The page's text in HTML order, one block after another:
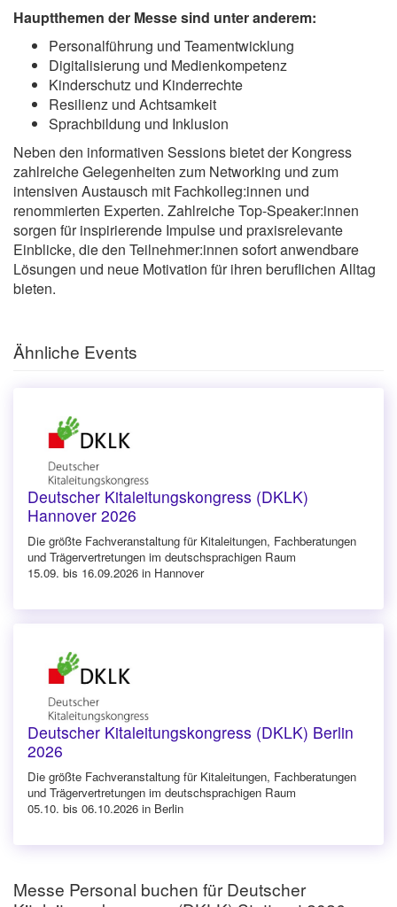
Hauptthemen der Messe sind unter anderem:
Personalführung und Teamentwicklung
Digitalisierung und Medienkompetenz
Kinderschutz und Kinderrechte
Resilienz und Achtsamkeit
Sprachbildung und Inklusion
Neben den informativen Sessions bietet der Kongress
zahlreiche Gelegenheiten zum Networking und zum
intensiven Austausch mit Fachkolleg:innen und
renommierten Experten. Zahlreiche Top-Speaker:innen
sorgen für inspirierende Impulse und praxisrelevante
Einblicke, die den Teilnehmer:innen sofort anwendbare
Lösungen und neue Motivation für ihren beruflichen Alltag
bieten.
Ähnliche Events
Deutscher Kitaleitungskongress (DKLK)
Hannover 2026
Die größte Fachveranstaltung für Kitaleitungen, Fachberatungen
und Trägervertretungen im deutschsprachigen Raum
15.09. bis 16.09.2026 in Hannover
Deutscher Kitaleitungskongress (DKLK) Berlin
2026
Die größte Fachveranstaltung für Kitaleitungen, Fachberatungen
und Trägervertretungen im deutschsprachigen Raum
05.10. bis 06.10.2026 in Berlin
Messe Personal buchen für Deutscher